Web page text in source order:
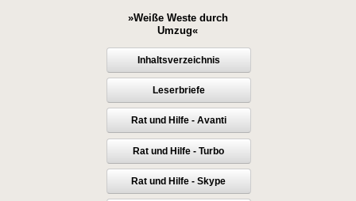
»Weiße Weste durch
Umzug«
Inhaltsverzeichnis
Leserbriefe
Rat und Hilfe - Avanti
Rat und Hilfe - Turbo
Rat und Hilfe - Skype